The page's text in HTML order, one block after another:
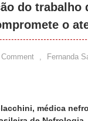
do
o
, Fernanda
médica